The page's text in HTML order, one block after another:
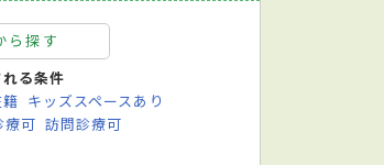
ら探す
る条件
キッズスペースあり
療可 訪問診療可